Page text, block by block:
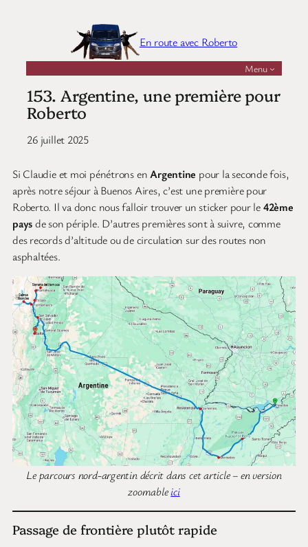
En route avec Roberto
Menu
153. Argentine, une première pour
Roberto
26 juillet 2025
Si Claudie et moi pénétrons enArgentine pour la seconde fois,
après notre séjour à Buenos Aires, c’est une première pour
Roberto. Il va donc nous falloir trouver un sticker pour le42ème
paysde son périple. D’autres premières sont à suivre, comme
des records d’altitude ou de circulation sur des routes non
asphaltées.
Le parcours nord-argentin décrit dans cet article – en version
zoomableici
Passage de frontière plutôt rapide